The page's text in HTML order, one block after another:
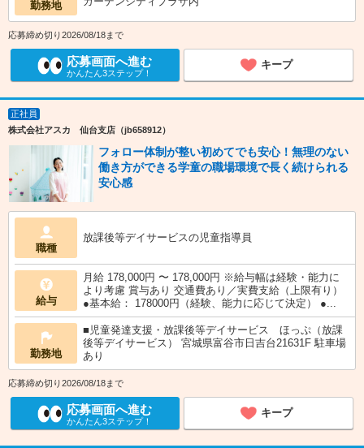
勤務地
応募締め切り2026/08/18まで
応募画面へ進む
かんたん3ステップ！
キープ
正社員
株式会社アスカ 仙台支店（jb658912）
フォロー体制が整い初めてでも安心！無理のない
働き方ができる学童の職場環境で長く続けられる
安心感
職種
放課後等デイサービスの児童指導員
給与
月給 178,000円 〜 178,000円 ※給与幅は経験・能力に
より考慮 賞与あり 交通費あり／実費支給（上限有り）
●基本給： 178000円（経験、能力に応じて決定） ●...
勤務地
■児童発達支援・放課後等デイサービス ほっぷ（放課
後等デイサービス） 宮城県富谷市日吉台21631F 駐車場
あり
応募締め切り2026/08/18まで
応募画面へ進む
かんたん3ステップ！
キープ